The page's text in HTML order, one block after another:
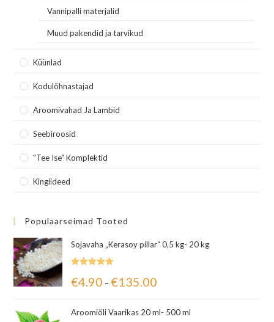
Vannipalli materjalid
Muud pakendid ja tarvikud
Küünlad
Kodulõhnastajad
Aroomivahad Ja Lambid
Seebiroosid
"Tee Ise" Komplektid
Kingiideed
Populaarseimad Tooted
Sojavaha „Kerasoy pillar“ 0,5 kg- 20 kg
5.00/ 5
€4.90 – €135.00
Aroomiõli Vaarikas 20 ml- 500 ml